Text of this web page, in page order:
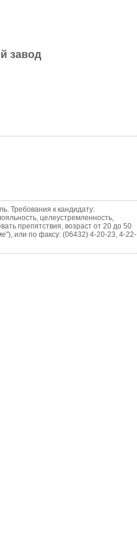
завод
Требования к кандидату:
целеустремленность,
препятствия, возраст от 20 до 50
или по факсу: (06432) 4-20-23, 4-22-